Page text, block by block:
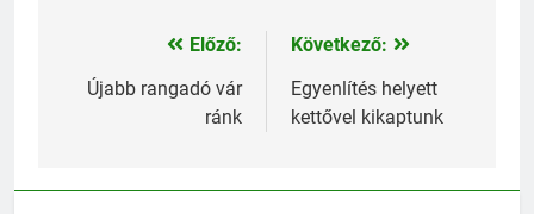
Bejegyzés
navigáció
Előző:
Újabb rangadó vár
ránk
Következő:
Egyenlítés helyett
kettővel kikaptunk